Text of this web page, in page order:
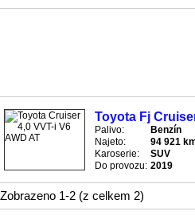
Toyota Fj
Palivo:
Benzín
Najeto:
94 921
Karoserie:
SUV
Do provozu: 2019
Zobrazeno 1-2 (z celkem 2)